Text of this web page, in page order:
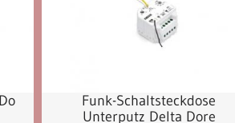
Funk-Schaltsteckdose
Unterputz Delta Dore